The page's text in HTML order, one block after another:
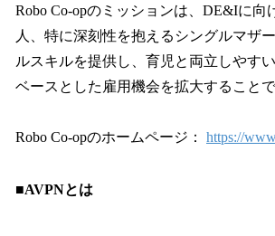
Robo Co-opのミッションは、DE&Iに向
人、特に深刻性を抱えるシングルマザ
ルスキルを提供し、育児と両立しやす
ベースとした雇用機会を拡大すること
Robo Co-opのホームページ： https://
■AVPNとは